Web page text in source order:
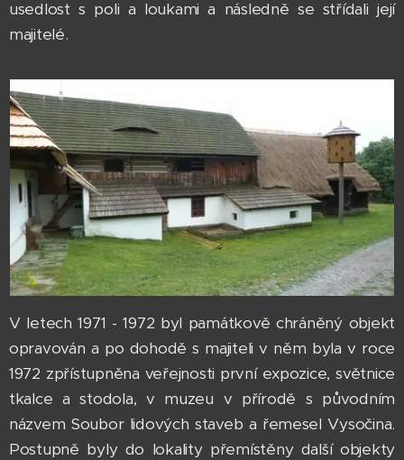
usedlost s poli a loukami a následně se střídali její
majitelé.
V letech 1971 - 1972 byl památkově chráněný objekt
opravován a po dohodě s majiteli v něm byla v roce
1972 zpřístupněna veřejnosti první expozice, světnice
tkalce a stodola, v muzeu v přírodě s původním
názvem Soubor lidových staveb a řemesel Vysočina.
Postupně byly do lokality přemístěny další objekty